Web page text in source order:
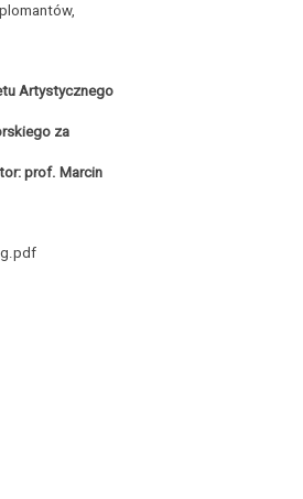
Artystycznego
za
prof. Marcin